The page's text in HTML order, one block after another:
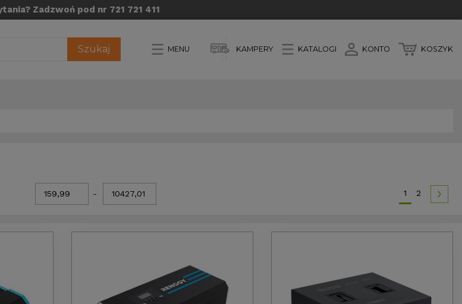
Zadzwoń pod nr 721 721 411
Szukaj MENU KAMPERY KATALOGI KONTO KOSZYK
- 1 2